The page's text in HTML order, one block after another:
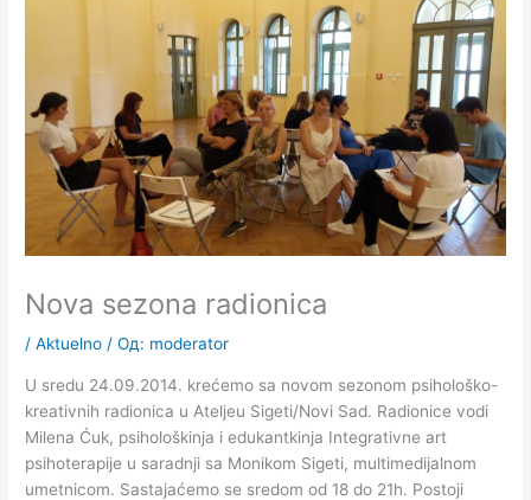
Nova sezona radionica
/Aktuelno / Од: moderator
U sredu 24.09.2014. krećemo sa novom sezonom psihološko-
kreativnih radionica u Ateljeu Sigeti/Novi Sad. Radionice vodi
Milena Ćuk, psihološkinja i edukantkinja Integrativne art
psihoterapije u saradnji sa Monikom Sigeti, multimedijalnom
umetnicom. Sastajaćemo se sredom od 18 do 21h. Postoji